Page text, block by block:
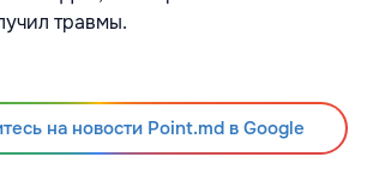
травмы.
на новости Point.md в Google